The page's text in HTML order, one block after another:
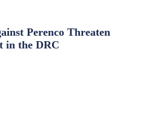
Perenco Threaten
in the DRC